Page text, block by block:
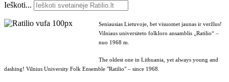
Ieškoti...
Seniausias Lietuvoje, bet visuomet jaunas ir veržlus!
Vilniaus universiteto folkloro ansamblis „Ratilio“ –
nuo 1968 m.
The oldest one in Lithuania, yet always young and
dashing! Vilnius University Folk Ensemble "Ratilio" – since 1968.